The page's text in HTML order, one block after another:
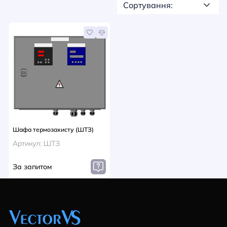
Сортування:
Шафа термозахисту (ШТЗ)
Артикул: ШТЗ
За запитом